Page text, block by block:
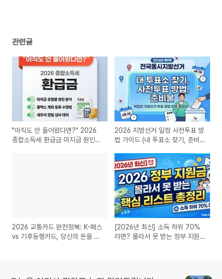
관련글
"아직도 안 들어왔다면?" 2026
종합소득세 환급금 미지급 원인과
2026 지방선거 일정 사전투표 방
법 가이드 (내 투표소 찾기, 준비
2026 교통카드 완전정복: K-패스
vs 기후동행카드, 당신의 돈을 아
[2026년 최신] 소득 하위 70%
라면? 몰라서 못 받는 정부 지원